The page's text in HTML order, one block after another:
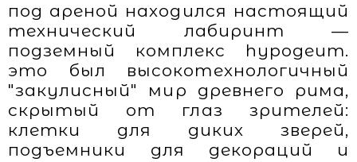
под ареной находился настоящий
технический лабиринт —
подземный комплекс hypogeum.
это был высокотехнологичный
"закулисный" мир древнего рима,
скрытый от глаз зрителей:
клетки для диких зверей,
подъемники для декораций и